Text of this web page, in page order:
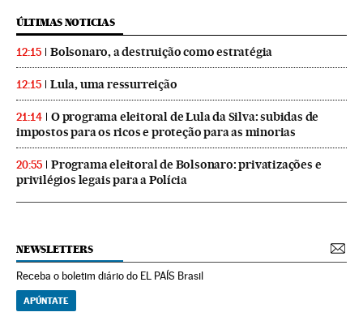
ÚLTIMAS NOTICIAS
12:15 Bolsonaro, a destruição como estratégia
12:15 Lula, uma ressurreição
21:14
O programa eleitoral de Lula da Silva: subidas de
impostos para os ricos e proteção para as minorias
20:55
Programa eleitoral de Bolsonaro: privatizações e
privilégios legais para a Polícia
NEWSLETTERS
Receba o boletim diário do EL PAÍS Brasil
APÚNTATE